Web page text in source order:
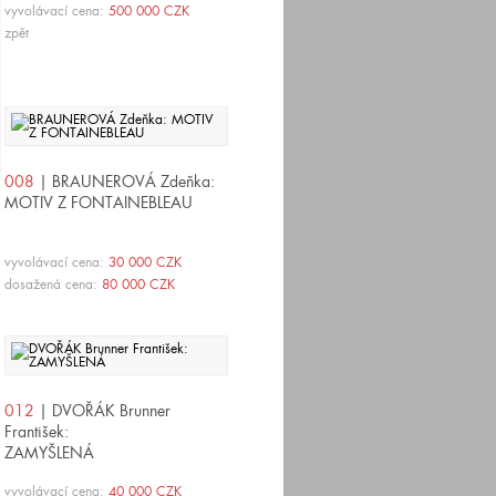
vyvolávací cena: 500 000 CZK
zpět
008 | BRAUNEROVÁ Zdeňka:
MOTIV Z FONTAINEBLEAU
vyvolávací cena: 30 000 CZK
dosažená cena: 80 000 CZK
012 | DVOŘÁK Brunner
František:
ZAMYŠLENÁ
vyvolávací cena: 40 000 CZK